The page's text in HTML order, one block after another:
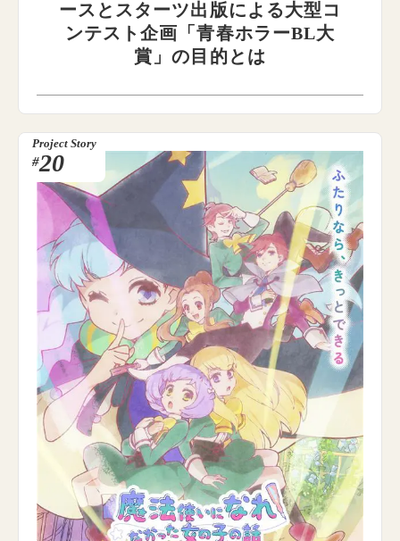
ースとスターツ出版による大型コ
ンテスト企画「青春ホラーBL大
賞」の目的とは
Project Story
#20